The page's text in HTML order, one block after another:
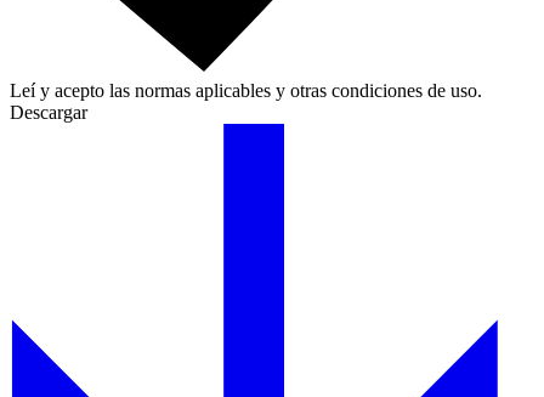
Leí y acepto las normas aplicables y otras condiciones de uso.
Descargar